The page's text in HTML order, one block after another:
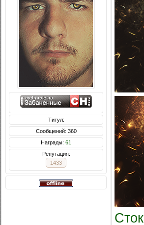
Титул:
Сообщений: 360
Награды: 61
Репутация:
1433
Сток